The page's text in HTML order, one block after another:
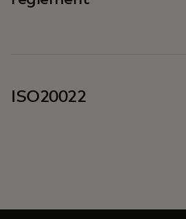
ISO20022